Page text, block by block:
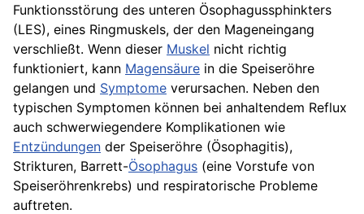
Funktionsstörung des unteren Ösophagussphinkters
(LES), eines Ringmuskels, der den Mageneingang
verschließt. Wenn dieser Muskel nicht richtig
funktioniert, kann Magensäure in die Speiseröhre
gelangen und Symptome verursachen. Neben den
typischen Symptomen können bei anhaltendem Reflux
auch schwerwiegendere Komplikationen wie
Entzündungen der Speiseröhre (Ösophagitis),
Strikturen, Barrett-Ösophagus (eine Vorstufe von
Speiseröhrenkrebs) und respiratorische Probleme
auftreten.